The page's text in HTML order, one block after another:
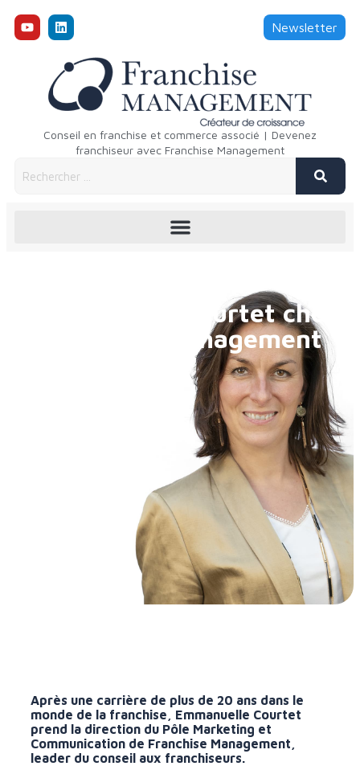
Newsletter
Conseil en franchise et commerce associé | Devenez
franchiseur avec Franchise Management
Emmanuelle Courtet chez
Franchise Management
Après une carrière de plus de 20 ans dans le
monde de la franchise, Emmanuelle Courtet
prend la direction du Pôle Marketing et
Communication de Franchise Management,
leader du conseil aux franchiseurs.